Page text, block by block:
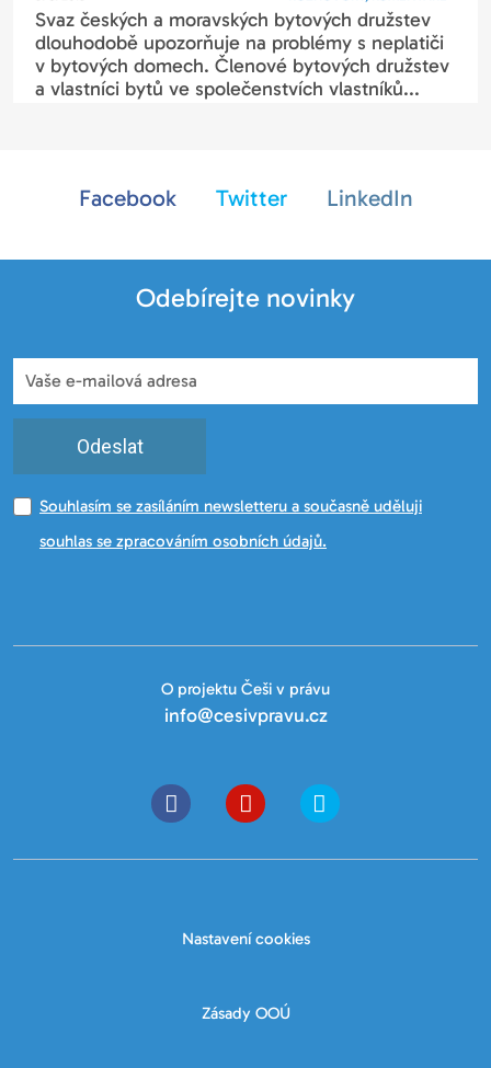
Svaz českých a moravských bytových družstev
dlouhodobě upozorňuje na problémy s neplatiči
v bytových domech. Členové bytových družstev
a vlastníci bytů ve společenstvích vlastníků...
Facebook Twitter LinkedIn
Odebírejte novinky
Odeslat
Souhlasím se zasíláním newsletteru a současně uděluji
souhlas se zpracováním osobních údajů.
O projektu Češi v právu
info@cesivpravu.cz
Nastavení cookies
Zásady OOÚ